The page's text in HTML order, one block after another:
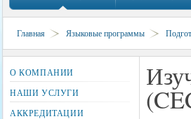
Главная Языковые программы
О КОМПАНИИ
НАШИ УСЛУГИ
АККРЕДИТАЦИИ